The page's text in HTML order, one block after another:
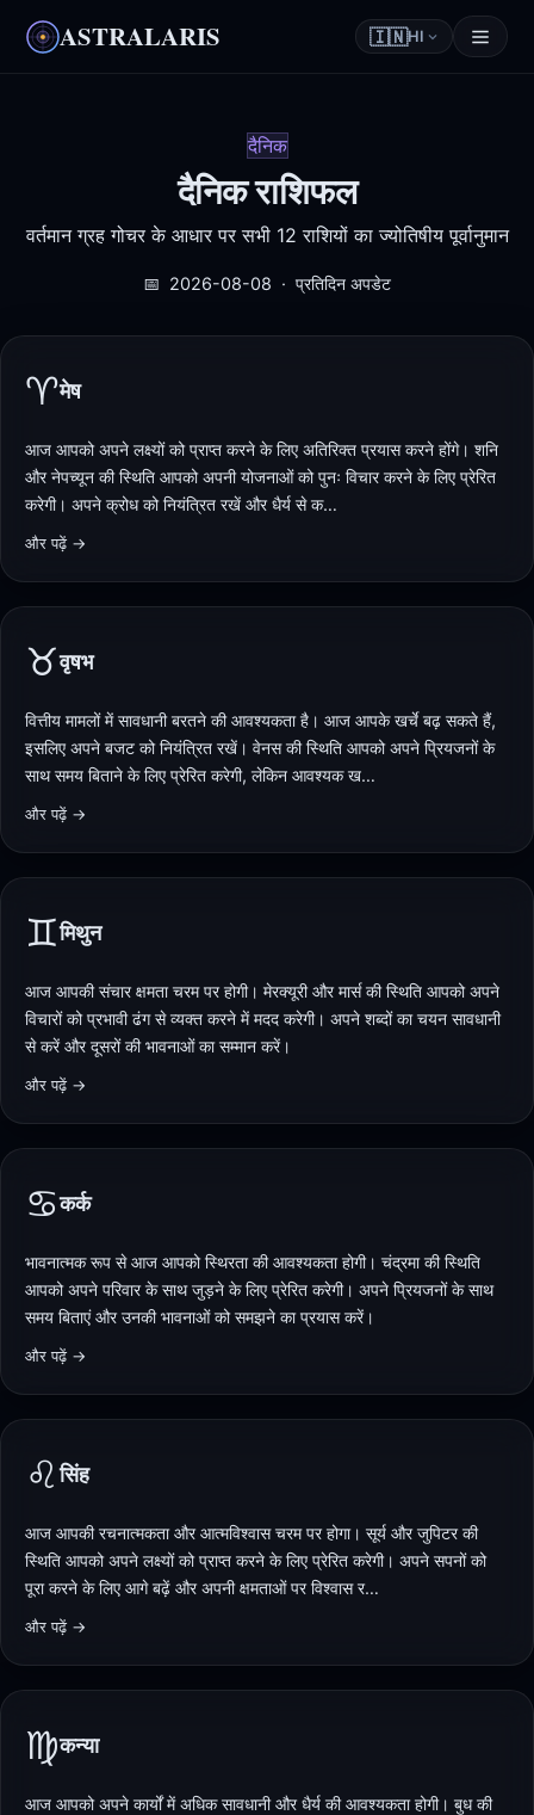
ASTRALARIS 🇮🇳HI
दैनिक
दैनिक राशिफल
वर्तमान ग्रह गोचर के आधार पर सभी 12 राशियों का ज्योतिषीय पूर्वानुमान
📅 2026-08-08 · प्रतिदिन अपडेट
♈मेष
आज आपको अपने लक्ष्यों को प्राप्त करने के लिए अतिरिक्त प्रयास करने होंगे। शनि
और नेपच्यून की स्थिति आपको अपनी योजनाओं को पुनः विचार करने के लिए प्रेरित
करेगी। अपने क्रोध को नियंत्रित रखें और धैर्य से क…
और पढ़ें →
♉वृषभ
वित्तीय मामलों में सावधानी बरतने की आवश्यकता है। आज आपके खर्चे बढ़ सकते हैं,
इसलिए अपने बजट को नियंत्रित रखें। वेनस की स्थिति आपको अपने प्रियजनों के
साथ समय बिताने के लिए प्रेरित करेगी, लेकिन आवश्यक ख…
और पढ़ें →
♊मिथुन
आज आपकी संचार क्षमता चरम पर होगी। मेरक्यूरी और मार्स की स्थिति आपको अपने
विचारों को प्रभावी ढंग से व्यक्त करने में मदद करेगी। अपने शब्दों का चयन सावधानी
से करें और दूसरों की भावनाओं का सम्मान करें।
और पढ़ें →
♋कर्क
भावनात्मक रूप से आज आपको स्थिरता की आवश्यकता होगी। चंद्रमा की स्थिति
आपको अपने परिवार के साथ जुड़ने के लिए प्रेरित करेगी। अपने प्रियजनों के साथ
समय बिताएं और उनकी भावनाओं को समझने का प्रयास करें।
और पढ़ें →
♌सिंह
आज आपकी रचनात्मकता और आत्मविश्वास चरम पर होगा। सूर्य और जुपिटर की
स्थिति आपको अपने लक्ष्यों को प्राप्त करने के लिए प्रेरित करेगी। अपने सपनों को
पूरा करने के लिए आगे बढ़ें और अपनी क्षमताओं पर विश्वास र…
और पढ़ें →
♍कन्या
आज आपको अपने कार्यों में अधिक सावधानी और धैर्य की आवश्यकता होगी। बुध की